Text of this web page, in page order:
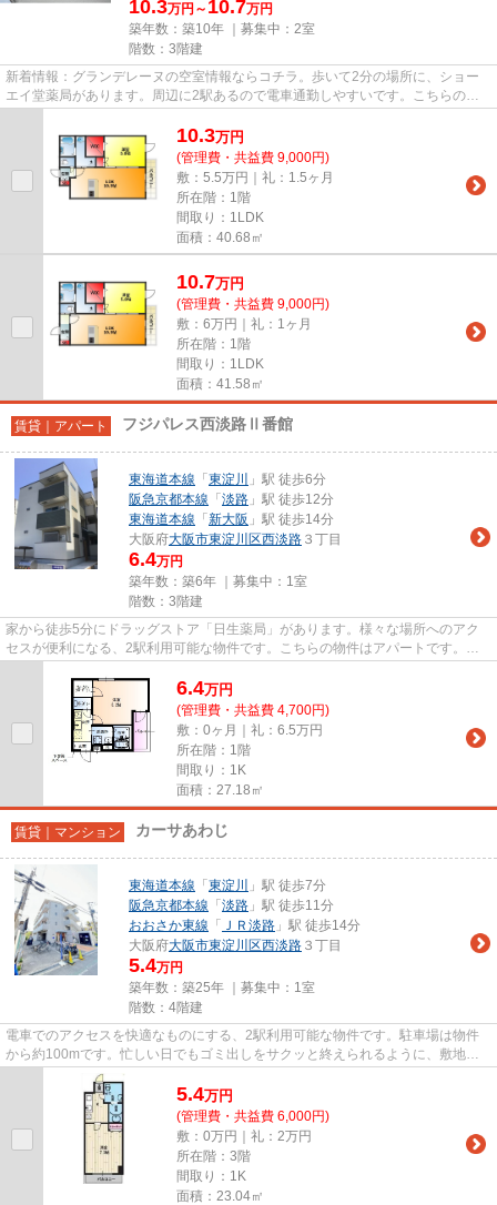
10.3万円～ 10.7万円
築年数：築10年 ｜募集中： 2室
階数：3階建
新着情報：グランデレーヌの空室情報ならコチラ。歩いて2分の場所に、ショー
エイ堂薬局があります。周辺に2駅あるので電車通勤しやすいです。こちらの物
10.3万円
(管理費・共益費 9,000円)
敷：5.5万円｜礼：1.5ヶ月
所在階：1階
間取り：1LDK
面積：40.68㎡
10.7万円
(管理費・共益費 9,000円)
敷：6万円｜礼：1ヶ月
所在階：1階
間取り：1LDK
面積：41.58㎡
賃貸｜アパート フジパレス西淡路Ⅱ番館
東海道本線 「 東淀川
」駅 徒歩6分
阪急京都本線 「 淡路 」駅 徒歩12分
東海道本線 「 新大阪 」駅 徒歩14分
大阪府大阪市東淀川区西淡路 ３丁目
6.4万円
築年数：築6年 ｜募集中： 1室
階数：3階建
家から徒歩5分にドラッグストア「日生薬局」があります。様々な場所へのアク
セスが便利になる、2駅利用可能な物件です。こちらの物件はアパートです。忙
6.4万円
(管理費・共益費 4,700円)
敷：0ヶ月｜礼：6.5万円
所在階：1階
間取り：1K
面積：27.18㎡
賃貸｜マンション カーサあわじ
東海道本線 「 東淀川
」駅 徒歩7分
阪急京都本線 「 淡路 」駅 徒歩11分
おおさか東線 「 ＪＲ淡路 」駅 徒歩14分
大阪府大阪市東淀川区西淡路 ３丁目
5.4万円
築年数：築25年 ｜募集中： 1室
階数：4階建
電車でのアクセスを快適なものにする、2駅利用可能な物件です。駐車場は物件
から約100mです。忙しい日でもゴミ出しをサクッと終えられるように、敷地内
にゴミ置き場を備えております。...
5.4万円
(管理費・共益費 6,000円)
敷：0万円｜礼：2万円
所在階：3階
間取り：1K
面積：23.04㎡